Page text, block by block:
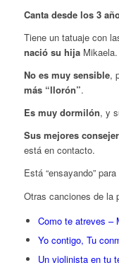
Canta desde los 3
Tiene un tatuaje con
nació su hijaMikaela.
No es muy sensible,
más “llorón”.
Es muy dormilón, y
Sus mejores
está en contacto.
Está “ensayando”
Otras canciones de la
Como te atreves –
Yo contigo, Tu
Un violinista en tu